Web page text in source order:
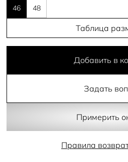
46 48
Таблица
Добавить в
Задать
Примерить
Правила